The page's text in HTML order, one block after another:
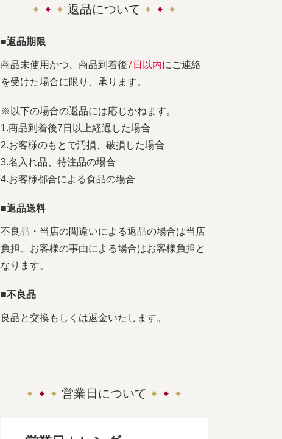
返品について
■返品期限
商品未使用かつ、商品到着後7日以内にご連絡
を受けた場合に限り、承ります。
※以下の場合の返品には応じかねます。
1.商品到着後7日以上経過した場合
2.お客様のもとで汚損、破損した場合
3.名入れ品、特注品の場合
4.お客様都合による食品の場合
■返品送料
不良品・当店の間違いによる返品の場合は当店
負担、お客様の事由による場合はお客様負担と
なります。
■不良品
良品と交換もしくは返金いたします。
営業日について